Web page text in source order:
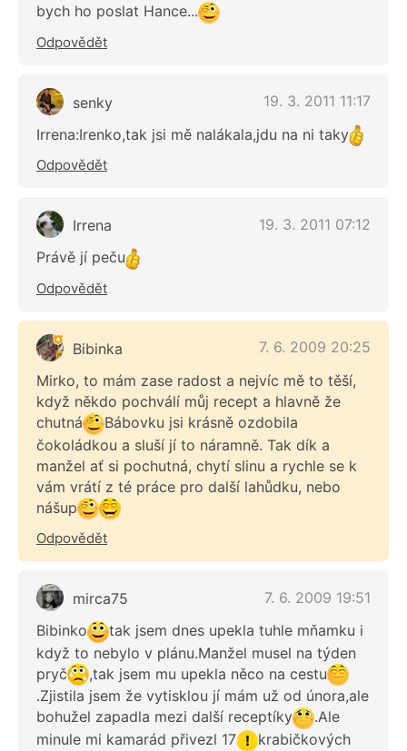
bych ho poslat Hance...
Odpovědět
senky
19. 3. 2011 11:17
Irrena:Irenko,tak jsi mě nalákala,jdu na ni taky
Odpovědět
Irrena
19. 3. 2011 07:12
Právě jí peču
Odpovědět
Bibinka
7. 6. 2009 20:25
Mirko, to mám zase radost a nejvíc mě to těší,
když někdo pochválí můj recept a hlavně že
chutná
Bábovku jsi krásně ozdobila
čokoládkou a sluší jí to náramně. Tak dík a
manžel ať si pochutná, chytí slinu a rychle se k
vám vrátí z té práce pro další lahůdku, nebo
nášup
Odpovědět
mirca75
7. 6. 2009 19:51
Bibinko
tak jsem dnes upekla tuhle mňamku i
když to nebylo v plánu.Manžel musel na týden
pryč
,tak jsem mu upekla něco na cestu
.Zjistila jsem že vytisklou jí mám už od února,ale
bohužel zapadla mezi další receptíky
.Ale
minule mi kamarád přivezl 17
krabičkových